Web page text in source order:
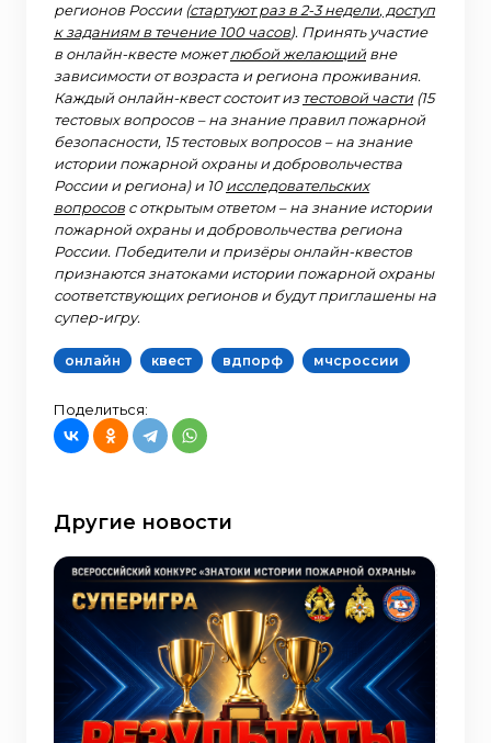
регионов России (стартуют раз в 2-3 недели, доступ
к заданиям в течение 100 часов). Принять участие
в онлайн-квесте можетлюбой желающийвне
зависимости от возраста и региона проживания.
Каждый онлайн-квест состоит изтестовой части(15
тестовых вопросов – на знание правил пожарной
безопасности, 15 тестовых вопросов – на знание
истории пожарной охраны и добровольчества
России и региона) и 10исследовательских
вопросовс открытым ответом – на знание истории
пожарной охраны и добровольчества региона
России. Победители и призёры онлайн-квестов
признаются знатоками истории пожарной охраны
соответствующих регионов и будут приглашены на
супер-игру.
онлайн квест вдпорф мчсроссии
Поделиться:
Другие новости